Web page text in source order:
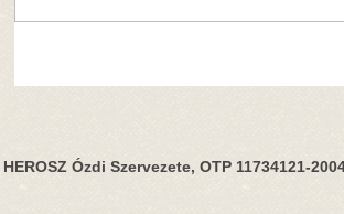
HEROSZ Ózdi Szervezete, OTP 11734121-